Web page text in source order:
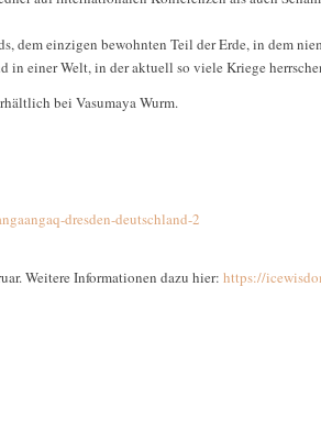
dem einzigen bewohnten Teil der Erde, in dem
in einer Welt, in der aktuell so viele Kriege
bei Vasumaya Wurm.
dresden-deutschland-2
Weitere Informationen dazu hier: https://